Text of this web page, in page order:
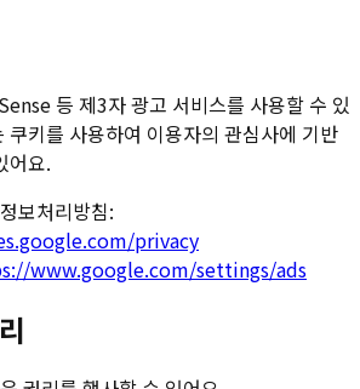
등 제3자 광고 서비스를 사용할 수 있
쿠키를 사용하여 이용자의 관심사에 기반
어요.
보처리방침:
privacy
www.google.com/settings/ads